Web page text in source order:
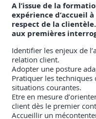
A l’issue de la
expérience d’accueil
respect de la
aux premières
Identifier les enjeux de
relation client.
Adopter une posture
Pratiquer les techniques
situations courantes.
Etre en mesure
client dès le premier
Accueillir un